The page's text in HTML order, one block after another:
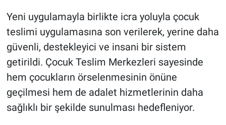
Yeni uygulamayla birlikte icra yoluyla çocuk
teslimi uygulamasına son verilerek, yerine daha
güvenli, destekleyici ve insani bir sistem
getirildi. Çocuk Teslim Merkezleri sayesinde
hem çocukların örselenmesinin önüne
geçilmesi hem de adalet hizmetlerinin daha
sağlıklı bir şekilde sunulması hedefleniyor.